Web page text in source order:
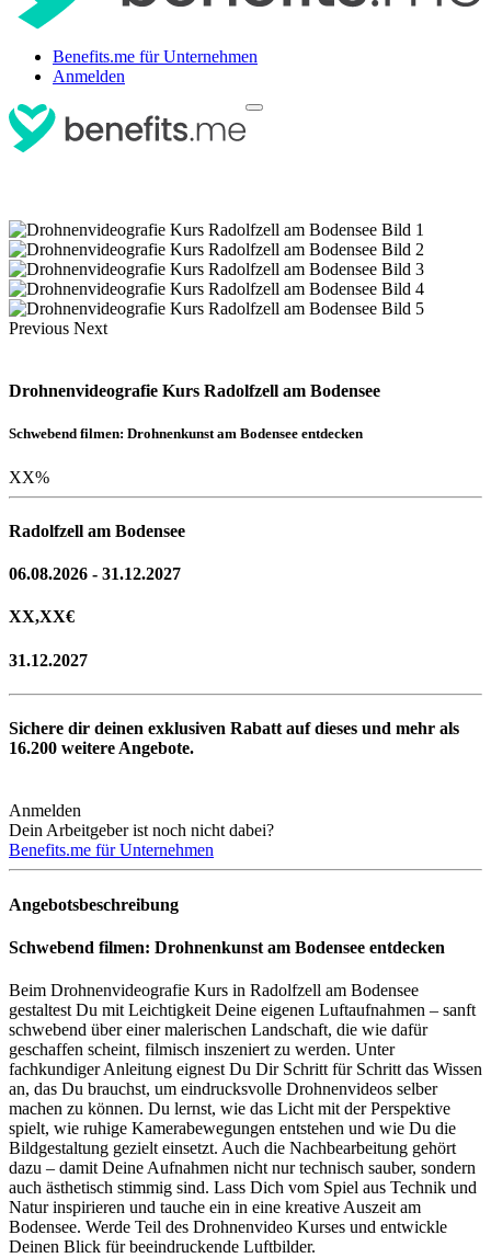
Benefits.me für Unternehmen
Anmelden
Previous Next
Drohnenvideografie Kurs Radolfzell am Bodensee
Schwebend filmen: Drohnenkunst am Bodensee entdecken
XX%
Radolfzell am Bodensee
06.08.2026 - 31.12.2027
XX,XX€
31.12.2027
Sichere dir deinen exklusiven Rabatt auf dieses und mehr als
16.200 weitere Angebote.
Anmelden
Dein Arbeitgeber ist noch nicht dabei?
Benefits.me für Unternehmen
Angebotsbeschreibung
Schwebend filmen: Drohnenkunst am Bodensee entdecken
Beim Drohnenvideografie Kurs in Radolfzell am Bodensee
gestaltest Du mit Leichtigkeit Deine eigenen Luftaufnahmen – sanft
schwebend über einer malerischen Landschaft, die wie dafür
geschaffen scheint, filmisch inszeniert zu werden. Unter
fachkundiger Anleitung eignest Du Dir Schritt für Schritt das Wissen
an, das Du brauchst, um eindrucksvolle Drohnenvideos selber
machen zu können. Du lernst, wie das Licht mit der Perspektive
spielt, wie ruhige Kamerabewegungen entstehen und wie Du die
Bildgestaltung gezielt einsetzt. Auch die Nachbearbeitung gehört
dazu – damit Deine Aufnahmen nicht nur technisch sauber, sondern
auch ästhetisch stimmig sind. Lass Dich vom Spiel aus Technik und
Natur inspirieren und tauche ein in eine kreative Auszeit am
Bodensee. Werde Teil des Drohnenvideo Kurses und entwickle
Deinen Blick für beeindruckende Luftbilder.